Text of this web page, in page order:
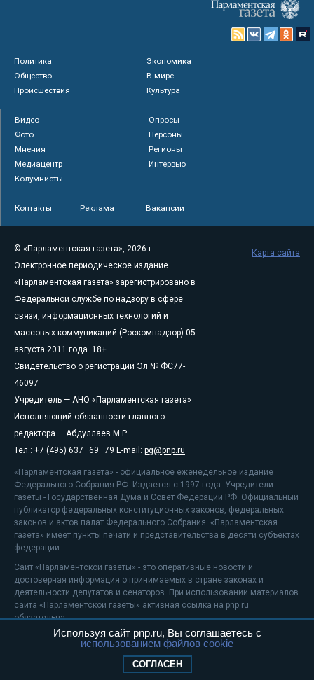
Политика
Экономика
Общество
В мире
Происшествия
Культура
Видео
Опросы
Фото
Персоны
Мнения
Регионы
Медиацентр
Интервью
Колумнисты
Контакты Реклама Вакансии
© «Парламентская газета», 2026 г.
Электронное периодическое издание
«Парламентская газета» зарегистрировано в
Федеральной службе по надзору в сфере
связи, информационных технологий и
массовых коммуникаций (Роскомнадзор) 05
августа 2011 года. 18+
Свидетельство о регистрации Эл № ФС77-
46097
Учредитель — АНО «Парламентская газета»
Исполняющий обязанности главного
редактора — Абдуллаев М.Р.
Тел.: +7 (495) 637–69–79 E-mail: pg@pnp.ru
«Парламентская газета» - официальное еженедельное издание
Федерального Собрания РФ. Издается с 1997 года. Учредители
газеты - Государственная Дума и Совет Федерации РФ. Официальный
публикатор федеральных конституционных законов, федеральных
законов и актов палат Федерального Собрания. «Парламентская
газета» имеет пункты печати и представительства в десяти субъектах
федерации.
Сайт «Парламентской газеты» - это оперативные новости и
достоверная информация о принимаемых в стране законах и
деятельности депутатов и сенаторов. При использовании материалов
сайта «Парламентской газеты» активная ссылка на pnp.ru
обязательна.
На информационном ресурсе применяютсярекомендательные
Положение о защите персональных данных
Карта сайта
Используя сайт pnp.ru, Вы соглашаетесь с
использованием файлов cookie
СОГЛАСЕН